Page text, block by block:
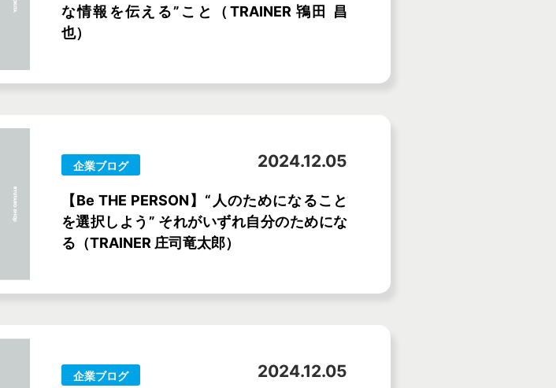
な情報を伝える”こと（TRAINER 鴇田 昌
也）
企業ブログ 2024.12.05
【Be THE PERSON】“人のためになること
を選択しよう” それがいずれ自分のためにな
る（TRAINER 庄司竜太郎）
企業ブログ 2024.12.05